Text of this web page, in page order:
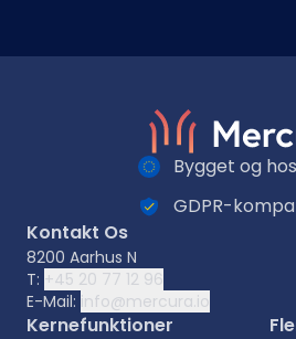
Bygget og
GDPR-
Kontakt Os
8200 Aarhus N
T: +45 20 77 12 96
E-Mail: info@mercura.io
Kernefunktioner